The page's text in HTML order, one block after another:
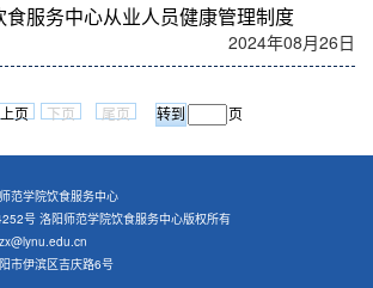
食服务中心从业人员健康管理制度
2024年08月26日
上页 下页 尾页 页
范学院饮食服务中心
号 洛阳师范学院饮食服务中心版权所有
市伊滨区吉庆路6号